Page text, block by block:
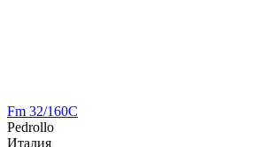
Fm 32/160C
Pedrollo
Италия